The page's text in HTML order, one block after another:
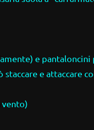
e
e attaccare
vento)